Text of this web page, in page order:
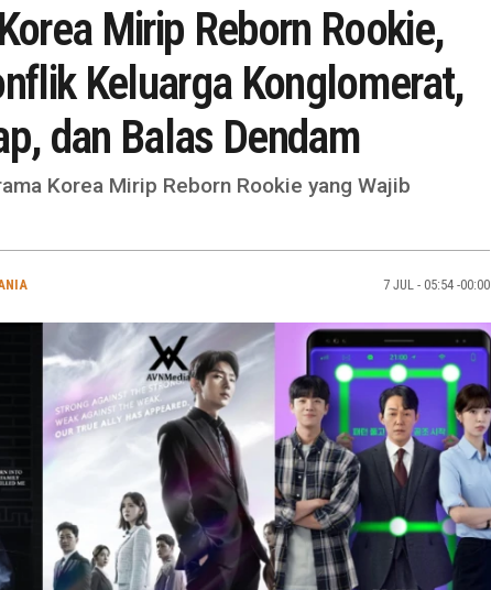
Mirip Reborn Rookie,
Keluarga Konglomerat,
dan Balas Dendam
Korea Mirip Reborn Rookie yang Wajib
7 JUL - 05:54 -00:00